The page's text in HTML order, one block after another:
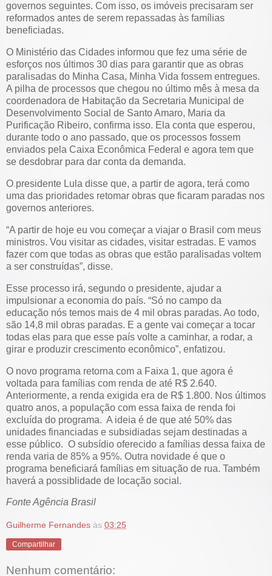
governos seguintes. Com isso, os imóveis precisaram ser
reformados antes de serem repassadas às famílias
beneficiadas.
O Ministério das Cidades informou que fez uma série de
esforços nos últimos 30 dias para garantir que as obras
paralisadas do Minha Casa, Minha Vida fossem entregues.
A pilha de processos que chegou no último mês à mesa da
coordenadora de Habitação da Secretaria Municipal de
Desenvolvimento Social de Santo Amaro, Maria da
Purificação Ribeiro, confirma isso. Ela conta que esperou,
durante todo o ano passado, que os processos fossem
enviados pela Caixa Econômica Federal e agora tem que
se desdobrar para dar conta da demanda.
O presidente Lula disse que, a partir de agora, terá como
uma das prioridades retomar obras que ficaram paradas nos
governos anteriores.
“A partir de hoje eu vou começar a viajar o Brasil com meus
ministros. Vou visitar as cidades, visitar estradas. E vamos
fazer com que todas as obras que estão paralisadas voltem
a ser construídas”, disse.
Esse processo irá, segundo o presidente, ajudar a
impulsionar a economia do país. “Só no campo da
educação nós temos mais de 4 mil obras paradas. Ao todo,
são 14,8 mil obras paradas. E a gente vai começar a tocar
todas elas para que esse país volte a caminhar, a rodar, a
girar e produzir crescimento econômico”, enfatizou.
O novo programa retorna com a Faixa 1, que agora é
voltada para famílias com renda de até R$ 2.640.
Anteriormente, a renda exigida era de R$ 1.800. Nos últimos
quatro anos, a população com essa faixa de renda foi
excluída do programa. A ideia é de que até 50% das
unidades financiadas e subsidiadas sejam destinadas a
esse público. O subsídio oferecido a famílias dessa faixa de
renda varia de 85% a 95%. Outra novidade é que o
programa beneficiará famílias em situação de rua. Também
haverá a possiblidade de locação social.
Fonte Agência Brasil
Guilherme Fernandes às 03:25
Compartilhar
Nenhum comentário: